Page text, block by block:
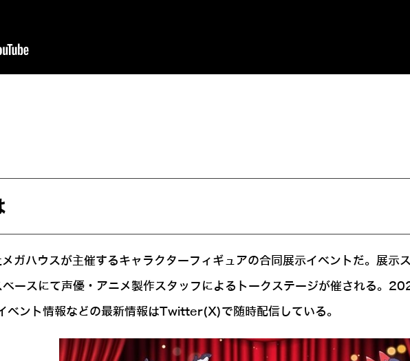
ガハウスが主催するキャラクターフィギュアの合同展示イベントだ。展示
ペースにて声優・アニメ製作スタッフによるトークステージが催される
ベント情報などの最新情報はTwitter(X)で随時配信している。